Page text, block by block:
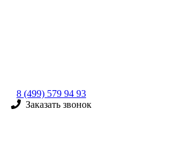
8 (499) 579 94 93
Заказать звонок